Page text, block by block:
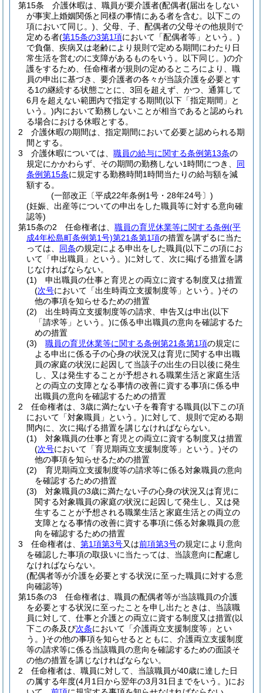
第15条
介護休暇は、職員が要介護者(配偶者(届出をしない
が事実上婚姻関係と同様の事情にある者を含む。以下この
項において同じ。) 、父母、子、配偶者の父母その他規則で
定める者(第15条の3第1項において「配偶者等」という。)
で負傷、疾病又は老齢により規則で定める期間にわたり日
常生活を営むのに支障があるものをいう。以下同じ。)の介
護をするため、任命権者が規則の定めるところにより、職
員の申出に基づき、要介護者の各々が当該介護を必要とす
る1の継続する状態ごとに、3回を超えず、かつ、通算して
6月を超えない範囲内で指定する期間(以下「指定期間」と
いう。)内において勤務しないことが相当であると認められ
る場合における休暇とする。
2
介護休暇の期間は、指定期間において必要と認められる期
間とする。
3
介護休暇については、 職員の給与に関する条例第13条の
規定にかかわらず、その期間の勤務しない1時間につき、 同
条例第15条に規定する勤務時間1時間当たりの給与額を減
額する。
(一部改正〔平成22年条例1号・28年24号〕)
(妊娠、出産等についての申出をした職員等に対する意向確
認等)
第15条の2
任命権者は、 職員の育児休業等に関する条例(平
成4年松島町条例第1号)第21条第1項の措置を講ずるに当た
っては、 同条の規定による申出をした職員(以下この項にお
いて「申出職員」という。)に対して、次に掲げる措置を講
じなければならない。
(1)
申出職員の仕事と育児との両立に資する制度又は措置
(次号において「出生時両立支援制度等」という。)その
他の事項を知らせるための措置
(2)
出生時両立支援制度等の請求、申告又は申出(以下
「請求等」という。)に係る申出職員の意向を確認するた
めの措置
(3)
職員の育児休業等に関する条例第21条第1項の規定に
よる申出に係る子の心身の状況又は育児に関する申出職
員の家庭の状況に起因して当該子の出生の日以後に発生
し、又は発生することが予想される職業生活と家庭生活
との両立の支障となる事情の改善に資する事項に係る申
出職員の意向を確認するための措置
2
任命権者は、3歳に満たない子を養育する職員(以下この項
において「対象職員」という。)に対して、規則で定める期
間内に、次に掲げる措置を講じなければならない。
(1)
対象職員の仕事と育児との両立に資する制度又は措置
(次号において「育児期両立支援制度等」という。)その
他の事項を知らせるための措置
(2)
育児期両立支援制度等の請求等に係る対象職員の意向
を確認するための措置
(3)
対象職員の3歳に満たない子の心身の状況又は育児に
関する対象職員の家庭の状況に起因して発生し、又は発
生することが予想される職業生活と家庭生活との両立の
支障となる事情の改善に資する事項に係る対象職員の意
向を確認するための措置
3
任命権者は、 第1項第3号又は前項第3号の規定により意向
を確認した事項の取扱いに当たっては、当該意向に配慮し
なければならない。
(配偶者等が介護を必要とする状況に至った職員に対する意
向確認等)
第15条の3
任命権者は、職員の配偶者等が当該職員の介護
を必要とする状況に至ったことを申し出たときは、当該職
員に対して、仕事と介護との両立に資する制度又は措置(以
下この条及び次条において「介護両立支援制度等」とい
う。)その他の事項を知らせるとともに、介護両立支援制度
等の請求等に係る当該職員の意向を確認するための面談そ
の他の措置を講じなければならない。
2
任命権者は、職員に対して、当該職員が40歳に達した日
の属する年度(4月1日から翌年の3月31日までをいう。)にお